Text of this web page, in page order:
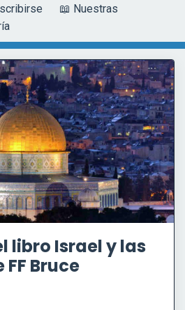
📖 Nuestras
libro Israel y las
Bruce